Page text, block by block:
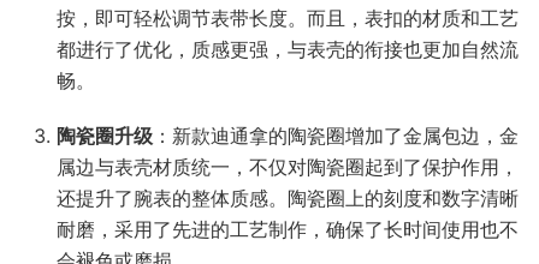
按，即可轻松调节表带长度。而且，表扣的材质和工艺
都进行了优化，质感更强，与表壳的衔接也更加自然流
畅。​
陶瓷圈升级 ：新款迪通拿的陶瓷圈增加了金属包边，金
属边与表壳材质统一，不仅对陶瓷圈起到了保护作用，
还提升了腕表的整体质感。陶瓷圈上的刻度和数字清晰
耐磨，采用了先进的工艺制作，确保了长时间使用也不